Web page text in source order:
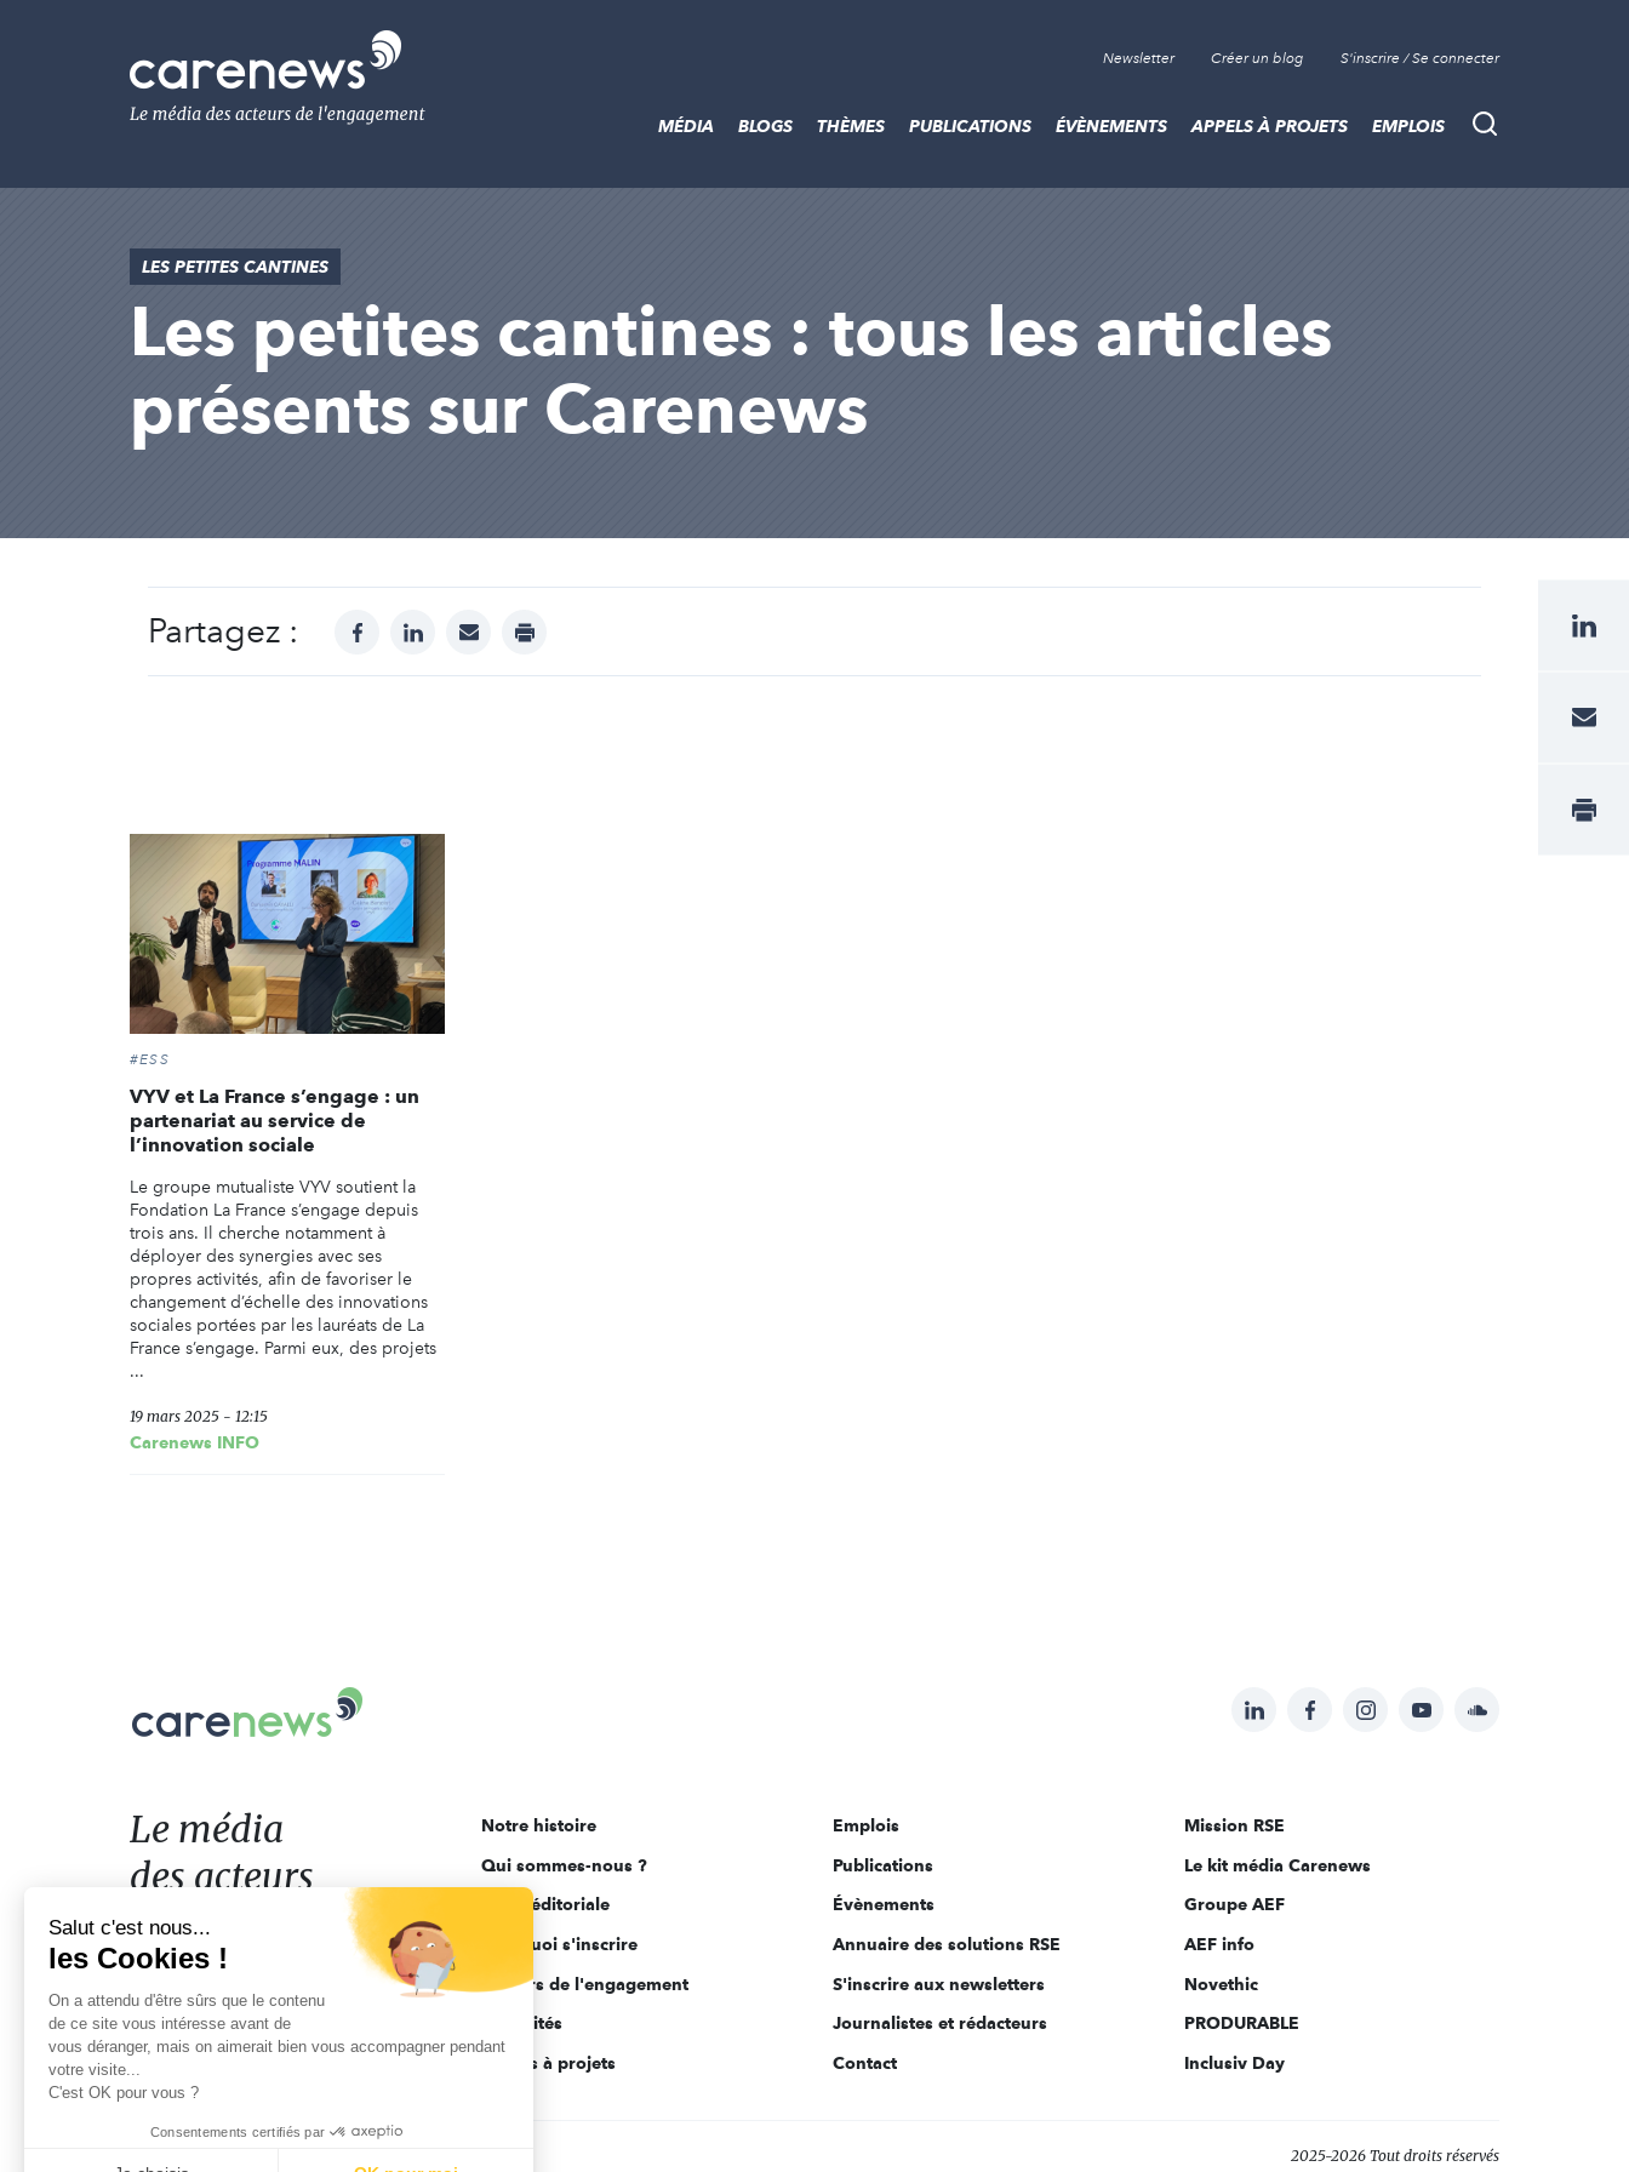
Le
média
de
Newsletter Créer un blog S'inscrire / Se connecter
Recherche
MÉDIA BLOGS THÈMES PUBLICATIONS ÉVÈNEMENTS APPELS À PROJETS EMPLOIS
LES PETITES CANTINES
Les petites cantines : tous les articles
présents sur Carenews
Partagez : facebooklinkedinmail print
#ESS
VYV et La France s’engage : un
partenariat au service de
l’innovation sociale
Le groupe mutualiste VYV soutient la
Fondation La France s’engage depuis
trois ans. Il cherche notamment à
déployer des synergies avec ses
propres activités, afin de favoriser le
changement d’échelle des innovations
sociales portées par les lauréats de La
France s’engage. Parmi eux, des projets
...
19 mars 2025 - 12:15
Carenews INFO
Suivez-
sur:
LinkedInFacebookInstagramYouTubeSoundcloud
Le
acteurs
de
l'engagement
Le média
des acteurs
de l'engagement
Notre histoire
Qui sommes-nous ?
Ligne éditoriale
Pourquoi s'inscrire
Acteurs de l'engagement
Actualités
Appels à projets
Emplois
Publications
Évènements
Annuaire des solutions RSE
S'inscrire aux newsletters
Journalistes et rédacteurs
Contact
Mission RSE
Le kit média Carenews
Groupe AEF
AEF info
Novethic
PRODURABLE
Inclusiv Day
2025-2026 Tout droits réservés
Salut c'est nous...
les Cookies !
On a attendu d'être sûrs que le contenu
de ce site vous intéresse avant de
vous déranger, mais on aimerait bien vous accompagner pendant
votre visite...
C'est OK pour vous ?
Consentements certifiés par